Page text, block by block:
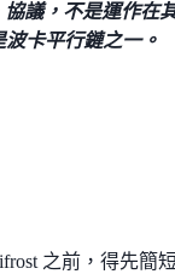
議，不是運作在
卡平行鏈之一。
之前，得先簡